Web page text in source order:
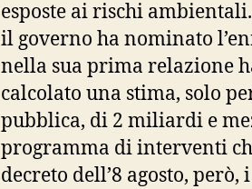
esposte ai rischi
il governo ha nominato
nella sua prima relazione
calcolato una stima, solo
pubblica, di 2 miliardi e
programma di interventi
decreto dell’8 agosto,